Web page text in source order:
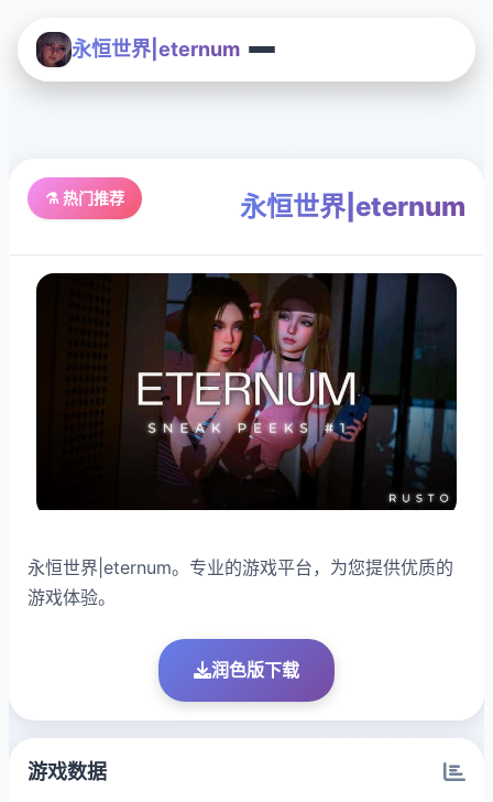
永恒世界|eternum
⚗️ 热门推荐 永恒世界|eternum
永恒世界|eternum。专业的游戏平台，为您提供优质的
游戏体验。
润色版下载
游戏数据